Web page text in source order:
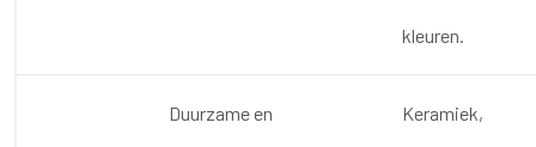
kleuren.
Duurzame en Keramiek,